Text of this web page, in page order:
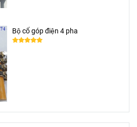
Bộ cổ góp điện 4 pha